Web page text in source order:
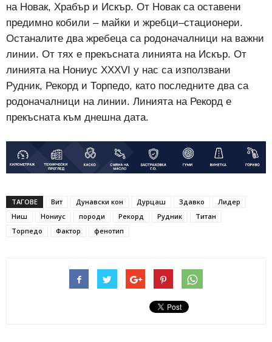
на Новак, Храбър и Искър. От Новак са оставени
предимно кобили – майки и жребци–стационери.
Останалите два жребеца са родоначалници на важни
линии. От тях е прекъсната линията на Искър. От
линията на Нониус XXXVI у нас са използвани
Рудник, Рекорд и Торпедо, като последните два са
родоначалници на линии. Линията на Рекорд е
прекъсната към днешна дата.
ТАГОВЕ Вит Дунавски кон Дурцаш Здавко
Лидер
Ниш
Нониус породи Рекорд Рудник
Титан
Торпедо
Фактор фенотип